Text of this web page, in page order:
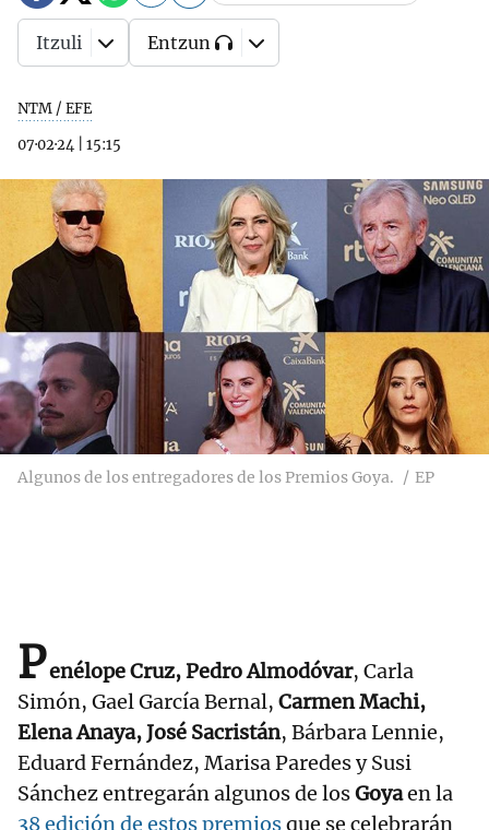
NTM / EFE
07·02·24
15:15
Itzuli Entzun
Algunos de los entregadores de los Premios Goya. EP
Penélope Cruz, Pedro Almodóvar, Carla
Simón, Gael García Bernal, Carmen Machi,
Elena Anaya, José Sacristán, Bárbara Lennie,
Eduard Fernández, Marisa Paredes y Susi
Sánchez entregarán algunos de losGoyaen la
38 edición de estos premiosque se celebrarán